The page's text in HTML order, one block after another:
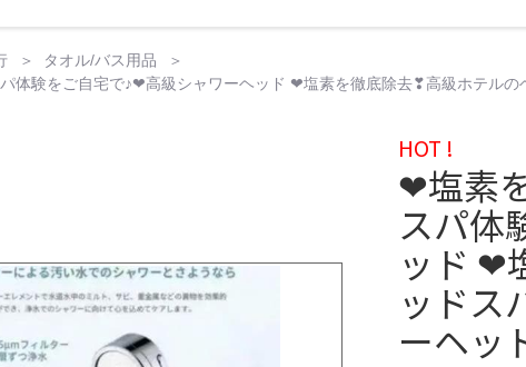
タオル/バス用品
体験をご自宅で♪❤高級シャワーヘッド ❤塩素を徹底除去❣高級ホテル
HOT !
❤塩素
スパ体
ッド ❤
ッドス
ーヘッ